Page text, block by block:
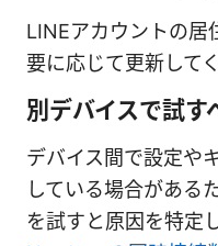
LINEアカウントの居
要に応じて更新して
別デバイスで試す
デバイス間で設定や
している場合がある
を試すと原因を特定